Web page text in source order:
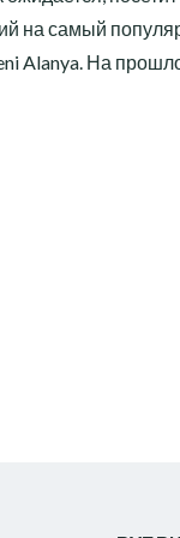
на самый
Alanya. На